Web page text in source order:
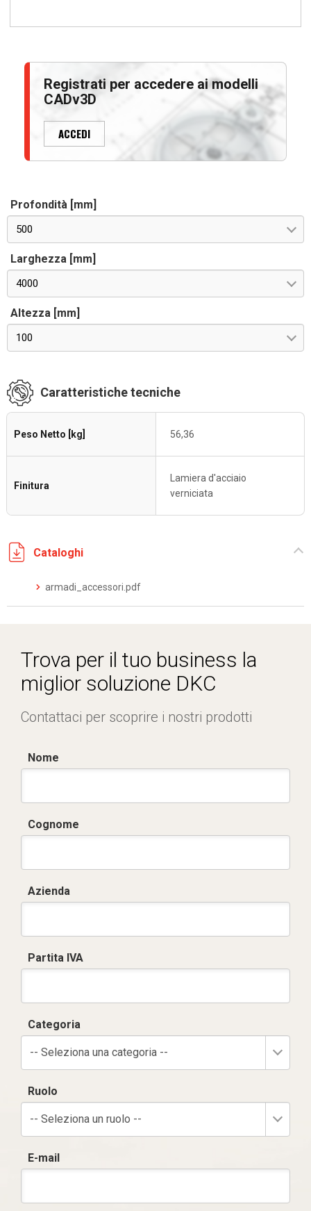
Registrati per accedere ai modelli
CADv3D
ACCEDI
Profondità [mm]
500
Larghezza [mm]
4000
Altezza [mm]
100
Caratteristiche tecniche
Peso Netto [kg] 56,36
Finitura
Lamiera d'acciaio
verniciata
Cataloghi
armadi_accessori.pdf
Trova per il tuo business la
miglior soluzione DKC
Contattaci per scoprire i nostri prodotti
Nome
Cognome
Azienda
Partita IVA
Categoria
-- Seleziona una categoria --
Ruolo
-- Seleziona un ruolo --
E-mail